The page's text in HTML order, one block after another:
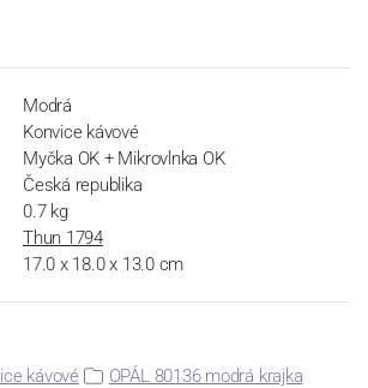
Modrá
Konvice kávové
Myčka OK + Mikrovlnka OK
Česká republika
0.7 kg
Thun 1794
17.0 x 18.0 x 13.0 cm
kávové OPÁL 80136 modrá krajka